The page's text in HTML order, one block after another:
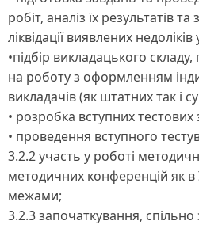
робіт, аналіз їх результатів
ліквідації виявлених
•підбір викладацького складу,
на роботу з оформленням
викладачів (як штатних так і
• розробка вступних тестових
• проведення вступного
3.2.2 участь у роботі
методичних конференцій як в
межами;
3.2.3 започаткування,